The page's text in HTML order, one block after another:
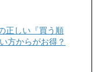
正しい『買う順
方からがお得？